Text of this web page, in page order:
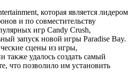
которая является лидером
и по совместительству
игр Candy Crush,
запуск новой игры Paradise Bay.
сцены из игры,
также удалось создать самый
что позволило им установить